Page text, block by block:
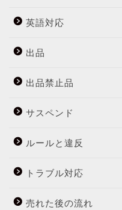
英語対応
出品
出品禁止品
サスペンド
ルールと違反
トラブル対応
売れた後の流れ